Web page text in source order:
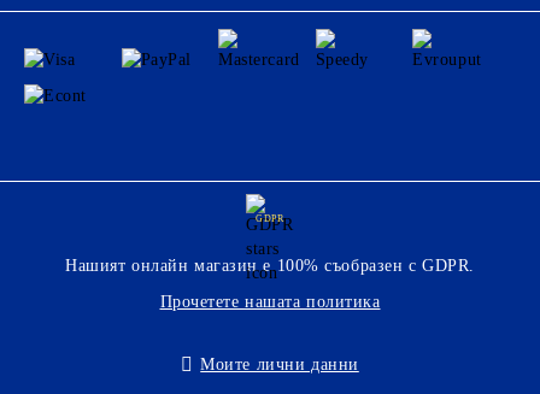
GDPR
Нашият онлайн магазин е 100% съобразен с GDPR.
Прочетете нашата политика
Моите лични данни